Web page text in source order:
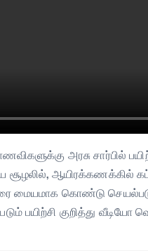
அரசு சார்பில்
சூழலில், ஆயிரக்கணக்கில்
மையமாக கொண்டு
குறித்து வீடியோ